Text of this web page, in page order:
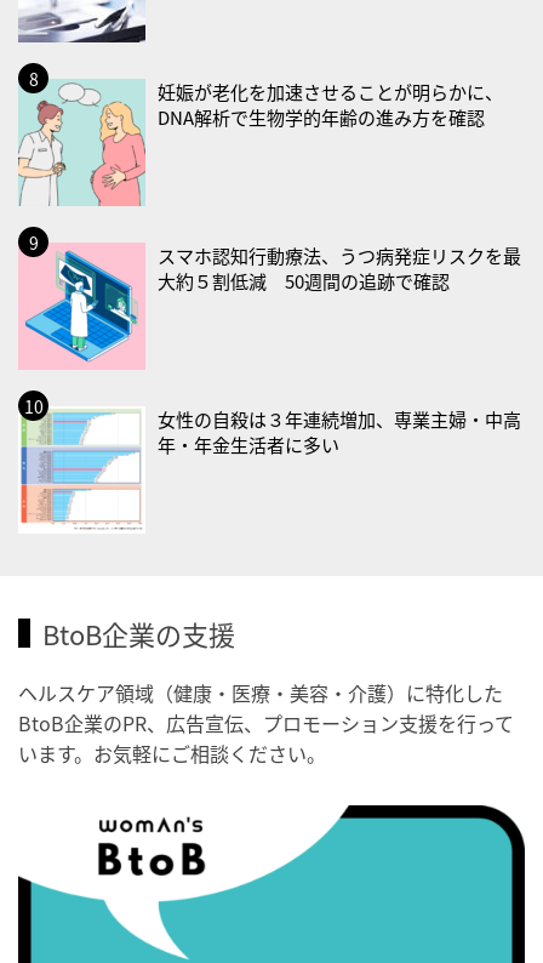
2026/09/01(火)
・がん征圧月間
・世界アルツハイマー月間
・健康増進普及月間
・歯ヂカラ探究月間
・職場の健康診断実施強化月間
・大腸がん検診の日
・防災の日
2026/09/02(水)
・がん征圧月間
・世界アルツハイマー月間
・健康増進普及月間
・歯ヂカラ探究月間
・職場の健康診断実施強化月間
2026/09/03(木)
・健康増進普及月間
・職場の健康診断実施強化月間
・秋の睡眠の日
・がん征圧月間
・世界アルツハイマー月間
・健康増進普及月間
・歯ヂカラ探究月間
・職場の健康診断実施強化月間
妊娠が老化を加速させることが明らかに、
DNA解析で生物学的年齢の進み方を確認
スマホ認知行動療法、うつ病発症リスクを最
大約５割低減 50週間の追跡で確認
女性の自殺は３年連続増加、専業主婦・中高
年・年金生活者に多い
BtoB企業の支援
ヘルスケア領域（健康・医療・美容・介護）に特化した
BtoB企業のPR、広告宣伝、プロモーション支援を行って
います。お気軽にご相談ください。